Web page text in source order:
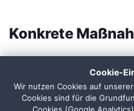
Konkrete
Content-Audit:Wir
Cookie-
Wir nutzen Cookies auf
Cookies sind für die